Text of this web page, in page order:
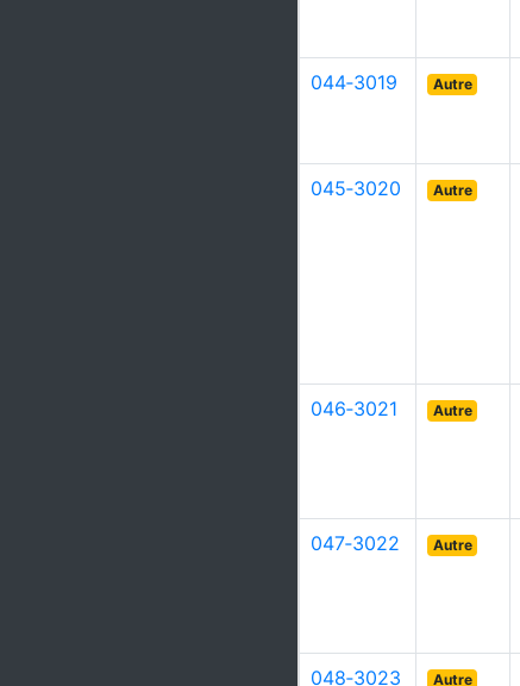
044‑3019 Autre
045‑3020 Autre
046‑3021 Autre
047‑3022 Autre
048‑3023 Autre